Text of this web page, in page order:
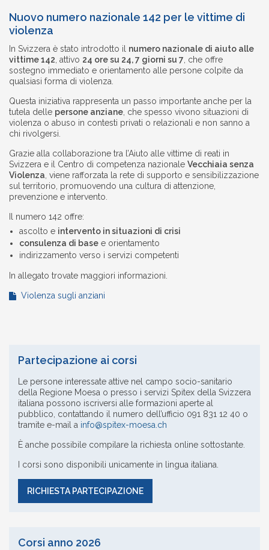
Nuovo numero nazionale 142 per le vittime di
violenza
In Svizzera è stato introdotto il numero nazionale di aiuto alle
vittime 142, attivo 24 ore su 24, 7 giorni su 7, che offre
sostegno immediato e orientamento alle persone colpite da
qualsiasi forma di violenza.
Questa iniziativa rappresenta un passo importante anche per la
tutela delle persone anziane, che spesso vivono situazioni di
violenza o abuso in contesti privati o relazionali e non sanno a
chi rivolgersi.
Grazie alla collaborazione tra l’Aiuto alle vittime di reati in
Svizzera e il Centro di competenza nazionale Vecchiaia senza
Violenza, viene rafforzata la rete di supporto e sensibilizzazione
sul territorio, promuovendo una cultura di attenzione,
prevenzione e intervento.
Il numero 142 offre:
ascolto e intervento in situazioni di crisi
consulenza di base e orientamento
indirizzamento verso i servizi competenti
In allegato trovate maggiori informazioni.
Violenza sugli anziani
Partecipazione ai corsi
Le persone interessate attive nel campo socio-sanitario
della Regione Moesa o presso i servizi Spitex della Svizzera
italiana possono iscriversi alle formazioni aperte al
pubblico, contattando il numero dell’ufficio 091 831 12 40 o
tramite e-mail a info@spitex-moesa.ch
È anche possibile compilare la richiesta online sottostante.
I corsi sono disponibili unicamente in lingua italiana.
RICHIESTA PARTECIPAZIONE
Corsi anno 2026